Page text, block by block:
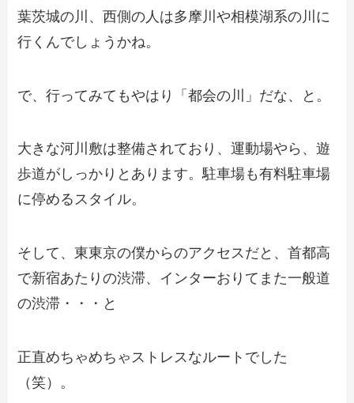
葉茨城の川、西側の人は多摩川や相模湖系の川に
行くんでしょうかね。
で、行ってみてもやはり「都会の川」だな、と。
大きな河川敷は整備されており、運動場やら、遊
歩道がしっかりとあります。駐車場も有料駐車場
に停めるスタイル。
そして、東東京の僕からのアクセスだと、首都高
で新宿あたりの渋滞、インターおりてまた一般道
の渋滞・・・と
正直めちゃめちゃストレスなルートでした
（笑）。